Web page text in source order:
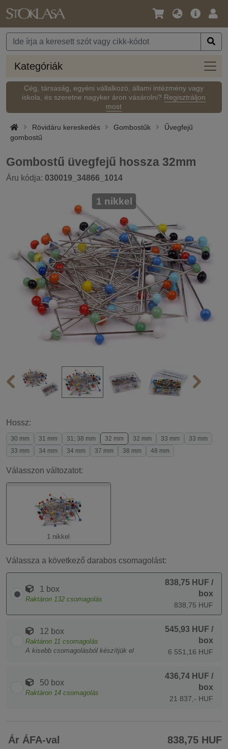
Nyelv
Pénznem
Fő
Kategóriák
Cég, társaság, egyéni vállalkozó, állami intézmény vagy
iskola, és szeretne nagyker áron vásárolni? Regisztráljon
most
Rövidáru kereskedés Gombostűk
Űvegfejű
gombostű
Gombostű üvegfejű hossza 32mm
Áru kódja: 030019_34866_1014
1 nikkel
Hossz:
30 mm 31 mm 31; 38 mm 32 mm 32 mm 33 mm
33 mm
33 mm
34 mm 34 mm 37 mm 38 mm 48 mm
Válasszon változatot:
1 nikkel
Válassza a következő darabos csomagolást:
1 box
Raktáron 132 csomagolás
838,75 HUF /
box
838,75 HUF
12 box
Raktáron 11 csomagolás
A kisebb csomagolásból készítjük el
545,93 HUF /
box
6 551,16 HUF
50 box
Raktáron 14 csomagolás
436,74 HUF /
box
21 837,- HUF
Ár ÁFA-val 838,75 HUF